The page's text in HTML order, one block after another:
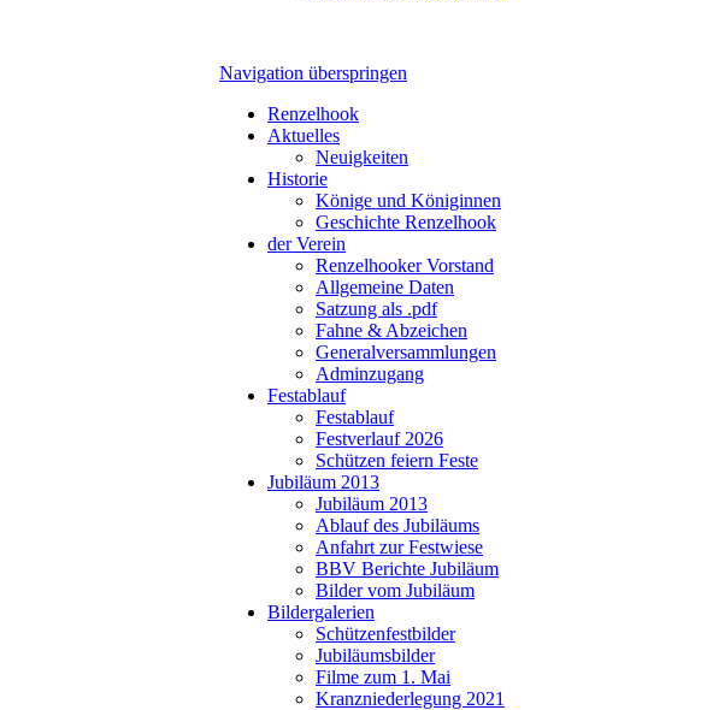
Navigation überspringen
Renzelhook
Aktuelles
Neuigkeiten
Historie
Könige und Königinnen
Geschichte Renzelhook
der Verein
Renzelhooker Vorstand
Allgemeine Daten
Satzung als .pdf
Fahne & Abzeichen
Generalversammlungen
Adminzugang
Festablauf
Festablauf
Festverlauf 2026
Schützen feiern Feste
Jubiläum 2013
Jubiläum 2013
Ablauf des Jubiläums
Anfahrt zur Festwiese
BBV Berichte Jubiläum
Bilder vom Jubiläum
Bildergalerien
Schützenfestbilder
Jubiläumsbilder
Filme zum 1. Mai
Kranzniederlegung 2021